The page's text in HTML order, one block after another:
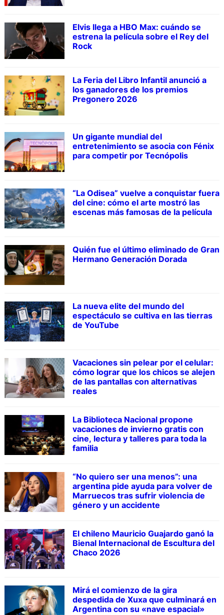
Elvis llega a HBO Max: cuándo se
estrena la película sobre el Rey del
Rock
La Feria del Libro Infantil anunció a
los ganadores de los premios
Pregonero 2026
Un gigante mundial del
entretenimiento se asocia con Fénix
para competir por Tecnópolis
“La Odisea” vuelve a conquistar fuera
del cine: cómo el arte mostró las
escenas más famosas de la película
Quién fue el último eliminado de Gran
Hermano Generación Dorada
La nueva elite del mundo del
espectáculo se cultiva en las tierras
de YouTube
Vacaciones sin pelear por el celular:
cómo lograr que los chicos se alejen
de las pantallas con alternativas
reales
La Biblioteca Nacional propone
vacaciones de invierno gratis con
cine, lectura y talleres para toda la
familia
“No quiero ser una menos”: una
argentina pide ayuda para volver de
Marruecos tras sufrir violencia de
género y un accidente
El chileno Mauricio Guajardo ganó la
Bienal Internacional de Escultura del
Chaco 2026
Mirá el comienzo de la gira
despedida de Xuxa que culminará en
Argentina con su «nave espacial»